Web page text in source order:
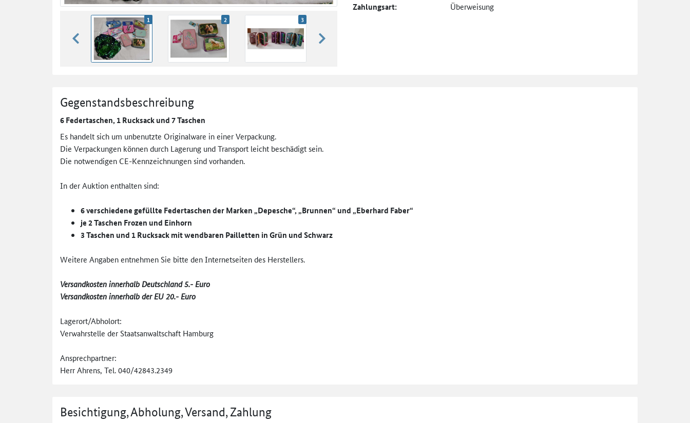
zurück blättern
1 2 3
weiter blättern
Zahlungsart: Überweisung
Gegenstandsbeschreibung
6 Federtaschen, 1 Rucksack und 7 Taschen
Es handelt sich um unbenutzte Originalware in einer Verpackung.
Die Verpackungen können durch Lagerung und Transport leicht beschädigt sein.
Die notwendigen CE-Kennzeichnungen sind vorhanden.
In der Auktion enthalten sind:
6 verschiedene gefüllte Federtaschen der Marken „Depesche“, „Brunnen“ und „Eberhard Faber“
je 2 Taschen Frozen und Einhorn
3 Taschen und 1 Rucksack mit wendbaren Pailletten in Grün und Schwarz
Weitere Angaben entnehmen Sie bitte den Internetseiten des Herstellers.
Versandkosten innerhalb Deutschland 5.- Euro
Versandkosten innerhalb der EU 20.- Euro
Lagerort/Abholort:
Verwahrstelle der Staatsanwaltschaft Hamburg
Ansprechpartner:
Herr Ahrens, Tel. 040/42843.2349
Besichtigung, Abholung, Versand, Zahlung